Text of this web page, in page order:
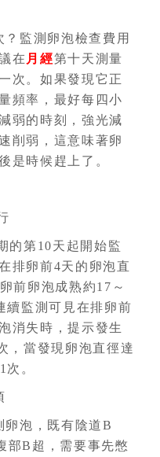
監測卵泡檢查費用
在 月經第十天測量
次。如果發現它正
頻率，最好每四小
弱的時刻，強光減
削弱，這意味著卵
是時候趕上了。
的第10天起開始監
排卵前4天的卵泡直
前卵泡成熟約17～
續監測可見在排卵前
消失時，提示發生
，當發現卵泡直徑達
。
卵泡，既有陰道B
部B超，需要事先憋